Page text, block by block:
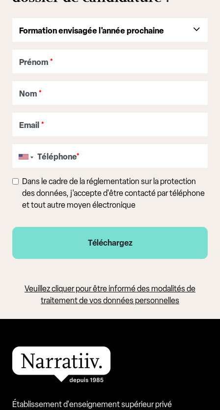
Prénom *
Nom *
Email *
Téléphone*
Dans le cadre de la réglementation sur la protection
des données, j'accepte d'être contacté par téléphone
et tout autre moyen électronique
Veuillez cliquer pour être informé des modalités de
traitement de vos données personnelles
Établissement d'enseignement supérieur privé